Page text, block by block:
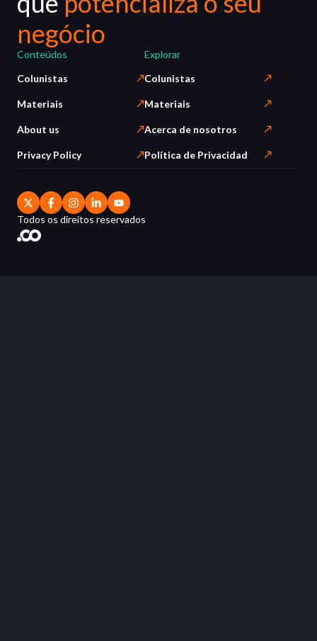
negócio
Conteúdos
Colunistas
Materiais
About us
Privacy Policy
Explorar
Colunistas
Materiais
Acerca de nosotros
Política de Privacidad
Todos os direitos reservados